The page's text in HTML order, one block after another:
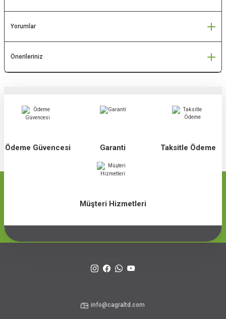
Yorumlar
Önerileriniz
Ödeme Güvencesi Garanti Taksitle Ödeme
Müşteri Hizmetleri
info@cagraltd.com